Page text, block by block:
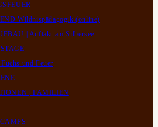
Wildnispädagogik (online)
| Auftakt am Silbersee
und Feuer
| FAMILIEN